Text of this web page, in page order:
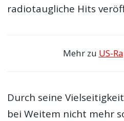
radiotaugliche Hits
Mehr zu US-
Durch seine
bei Weitem nicht mehr